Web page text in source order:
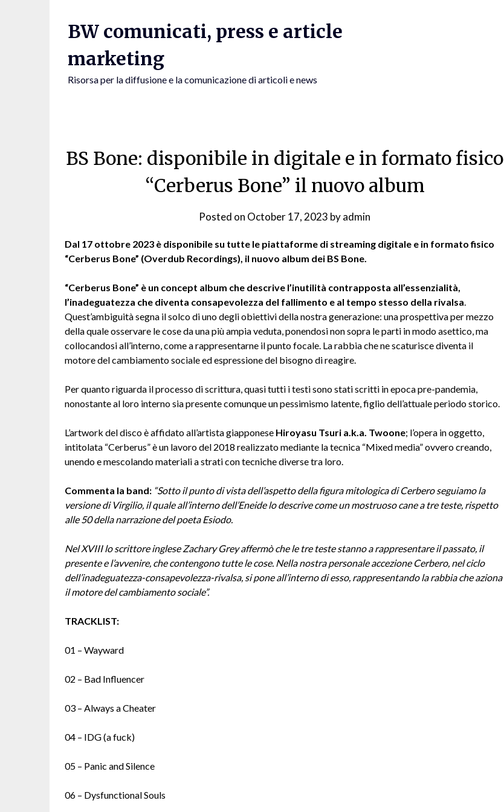
BW comunicati, press e article
marketing
Risorsa per la diffusione e la comunicazione di articoli e news
BS Bone: disponibile in digitale e in formato fisico
“Cerberus Bone” il nuovo album
Posted on October 17, 2023 byadmin
Dal 17 ottobre 2023 è disponibile su tutte le piattaforme di streaming digitale e in formato fisico
“Cerberus Bone” (Overdub Recordings), il nuovo album dei BS Bone.
“Cerberus Bone” è un concept album che descrive l’inutilità contrapposta all’essenzialità,
l’inadeguatezza che diventa consapevolezza del fallimento e al tempo stesso della rivalsa.
Quest’ambiguità segna il solco di uno degli obiettivi della nostra generazione: una prospettiva per mezzo
della quale osservare le cose da una più ampia veduta, ponendosi non sopra le parti in modo asettico, ma
collocandosi all’interno, come a rappresentarne il punto focale. La rabbia che ne scaturisce diventa il
motore del cambiamento sociale ed espressione del bisogno di reagire.
Per quanto riguarda il processo di scrittura, quasi tutti i testi sono stati scritti in epoca pre-pandemia,
nonostante al loro interno sia presente comunque un pessimismo latente, figlio dell’attuale periodo storico.
L’artwork del disco è affidato all’artista giapponese Hiroyasu Tsuri a.k.a. Twoone; l’opera in oggetto,
intitolata “Cerberus” è un lavoro del 2018 realizzato mediante la tecnica “Mixed media” ovvero creando,
unendo e mescolando materiali a strati con tecniche diverse tra loro.
Commenta la band: “Sotto il punto di vista dell’aspetto della figura mitologica di Cerbero seguiamo la
versione di Virgilio, il quale all’interno dell’Eneide lo descrive come un mostruoso cane a tre teste, rispetto
alle 50 della narrazione del poeta Esiodo.
Nel XVIII lo scrittore inglese Zachary Grey affermò che le tre teste stanno a rappresentare il passato, il
presente e l’avvenire, che contengono tutte le cose. Nella nostra personale accezione Cerbero, nel ciclo
dell’inadeguatezza-consapevolezza-rivalsa, si pone all’interno di esso, rappresentando la rabbia che aziona
il motore del cambiamento sociale”.
TRACKLIST:
01 – Wayward
02 – Bad Influencer
03 – Always a Cheater
04 – IDG (a fuck)
05 – Panic and Silence
06 – Dysfunctional Souls